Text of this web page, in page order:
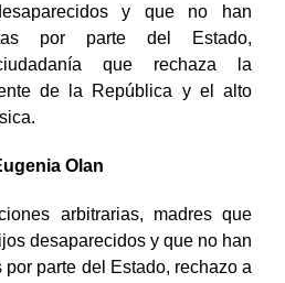
y que no han
por parte del Estado,
que rechaza la
de la República y el alto
Olan
arbitrarias, madres que
desaparecidos y que no han
parte del Estado, rechazo a